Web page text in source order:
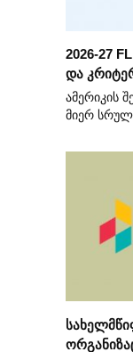
2026-27
და
ამერიკის
მიერ